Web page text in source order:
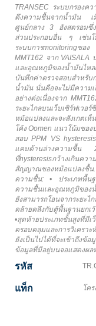
TRANSEC ระบบกรองค
ดึงความชื้นจากน้ำมัน เ
ศูนย์กลาง 3 อังสตรอมซึ่
ส่วนประกอบอื่น ๆ เช่นโม
ระบบการmonitoringข
MMT162 จาก VAISALA
และอุณหภูมิของน้ำมันไ
บันทึกค่าตรวจสอบสำหรับ
น้ำมัน นั่นคือจะไม่มีความเ
อย่างต่อเนื่องจาก
ระยะไกลบนเว็บเซิร์ฟเวอ
หม้อแปลงและจะสังเกตเ
โค้ง Oomen แนวโน้มขอ
สอบ PPM VS
แคบด้านล่างความชื้น
ที่hysteresisกว้างเกินค
สัญญาณของหม้อแปลงชื้น.
ความชื้น: • ประเภทพื้น
ความชื้นและอุณหภูมิของน้
ยังสามารถโอนจากระยะ
คล้ายคลึงกับตู้พื้นฐานยกเ
•สุดท้ายประเภทขั้นสูงที่มี
ครอบคลุมและการวิเคร
ยังเป็นไปได้ที่จะเข้าถึงข้อ
ข้อมูลที่มีอยู่บนจอแสดงผลห
รหัส
แท็ก โค